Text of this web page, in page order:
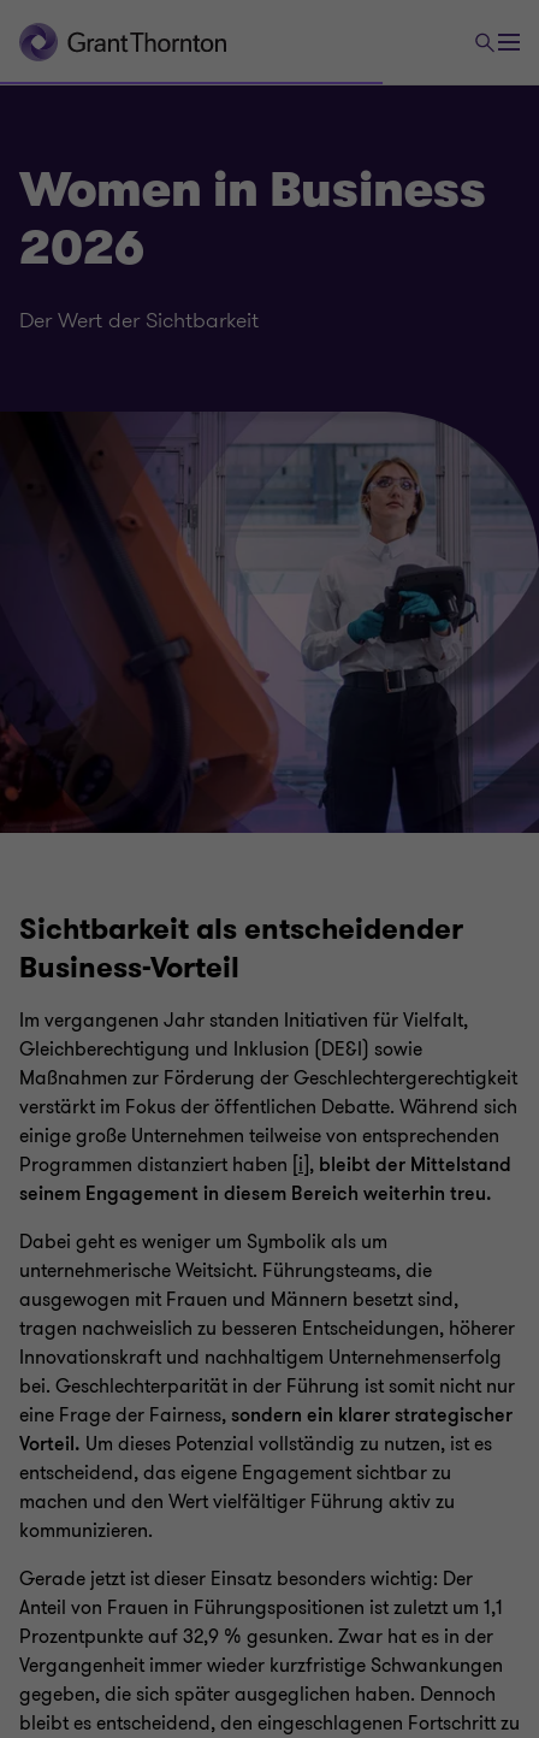
Women in Business
2026
Der Wert der Sichtbarkeit
Sichtbarkeit als entscheidender
Business-Vorteil
Im vergangenen Jahr standen Initiativen für Vielfalt,
Gleichberechtigung und Inklusion (DE&I) sowie
Maßnahmen zur Förderung der Geschlechtergerechtigkeit
verstärkt im Fokus der öffentlichen Debatte. Während sich
einige große Unternehmen teilweise von entsprechenden
Programmen distanziert haben [i], bleibt der Mittelstand
seinem Engagement in diesem Bereich weiterhin treu.
Dabei geht es weniger um Symbolik als um
unternehmerische Weitsicht. Führungsteams, die
ausgewogen mit Frauen und Männern besetzt sind,
tragen nachweislich zu besseren Entscheidungen, höherer
Innovationskraft und nachhaltigem Unternehmenserfolg
bei. Geschlechterparität in der Führung ist somit nicht nur
eine Frage der Fairness,sondern ein klarer strategischer
Vorteil. Um dieses Potenzial vollständig zu nutzen, ist es
entscheidend, das eigene Engagement sichtbar zu
machen und den Wert vielfältiger Führung aktiv zu
kommunizieren.
Gerade jetzt ist dieser Einsatz besonders wichtig: Der
Anteil von Frauen in Führungspositionen ist zuletzt um 1,1
Prozentpunkte auf 32,9 % gesunken. Zwar hat es in der
Vergangenheit immer wieder kurzfristige Schwankungen
gegeben, die sich später ausgeglichen haben. Dennoch
bleibt es entscheidend, den eingeschlagenen Fortschritt zu